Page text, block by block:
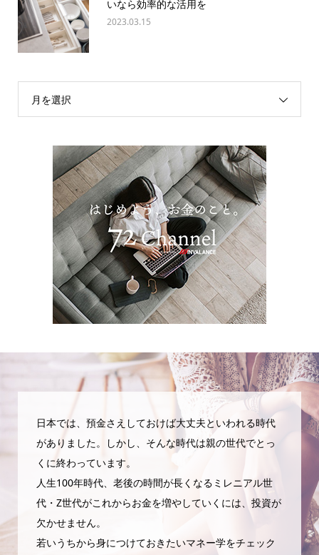
いなら効率的な活用を
2023.03.15
月を選択
日本では、預金さえしておけば大丈夫といわれる時代
がありました。しかし、そんな時代は親の世代でとっ
くに終わっています。
人生100年時代、老後の時間が長くなるミレニアル世
代・Z世代がこれからお金を増やしていくには、投資が
欠かせません。
若いうちから身につけておきたいマネー学をチェック